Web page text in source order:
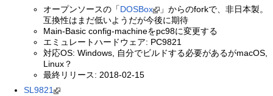
オープンソースの「DOSBox
」からのforkで、非日本製。
互換性はまだ低いようだが今後に期待
Main-Basic config-machineをpc98に変更する
エミュレートハードウェア: PC9821
対応OS: Windows, 自分でビルドする必要があるがmacOS,
Linux？
最終リリース: 2018-02-15
SL9821